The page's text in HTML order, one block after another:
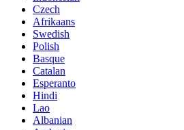
Czech
Afrikaans
Swedish
Polish
Basque
Catalan
Esperanto
Hindi
Lao
Albanian